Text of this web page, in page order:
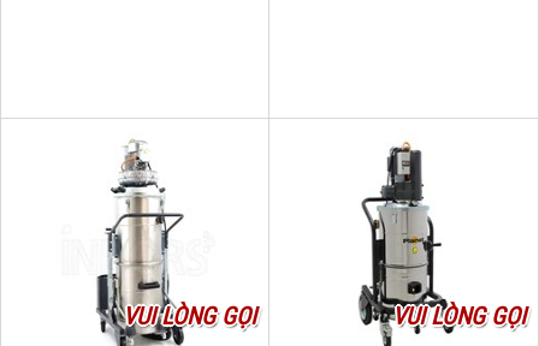
VUI LÒNG GỌI VUI LÒNG GỌI